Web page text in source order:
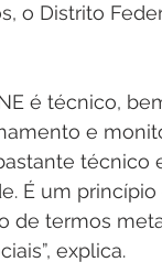
o Distrito
é técnico,
e
técnico
É um
de termos
explica.